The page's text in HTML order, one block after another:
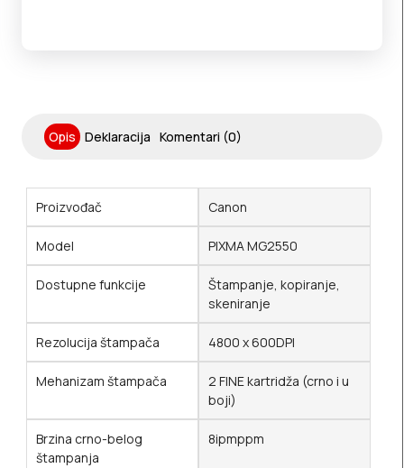
Opis Deklaracija Komentari (0)
Proizvođač Canon
Model PIXMA MG2550
Dostupne funkcije
Štampanje, kopiranje,
skeniranje
Rezolucija štampača 4800 x 600DPI
Mehanizam štampača
2 FINE kartridža (crno i u
boji)
Brzina crno-belog
štampanja
8ipmppm